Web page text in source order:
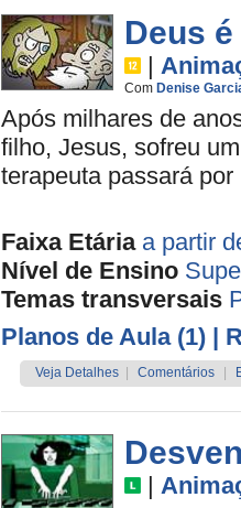
Deus
|
Com Denise
Após milhares de
filho, Jesus, sofreu
terapeuta passará
Faixa Etária a partir
Nível de Ensino
Temas transversais
Planos de Aula (1) |
Veja Detalhes Comentários
|